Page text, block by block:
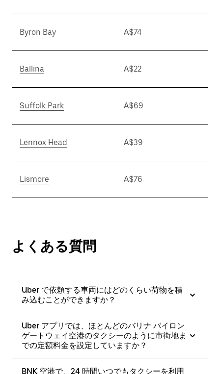
Byron Bay A$74
Ballina A$22
Suffolk Park A$69
Lennox Head A$39
Lismore A$76
よくある質問
Uber で依頼する車両にはどのくらい荷物を積
み込むことができますか？
Uber アプリでは、ほとんどのバリナ バイロン
ゲートウェイ空港のタクシーのように市街地ま
での定額料金を設定していますか？
BNK 空港で、24 時間いつでもタクシーを利用